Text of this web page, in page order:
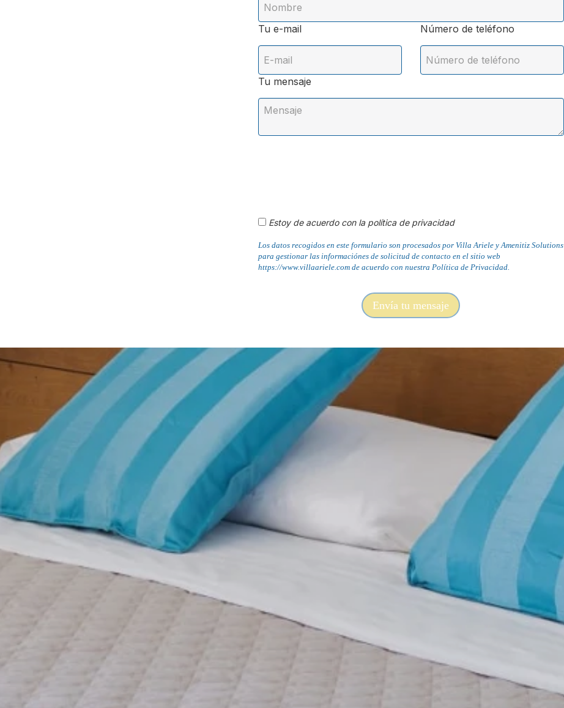
Tu e-mail Número de teléfono
Tu mensaje
Estoy de acuerdo con la política de privacidad
Los datos recogidos en este formulario son procesados por Villa Ariele y Amenitiz Solutions
para gestionar las informaciónes de solicitud de contacto en el sitio web
https://www.villaariele.com de acuerdo con nuestra Política de Privacidad.